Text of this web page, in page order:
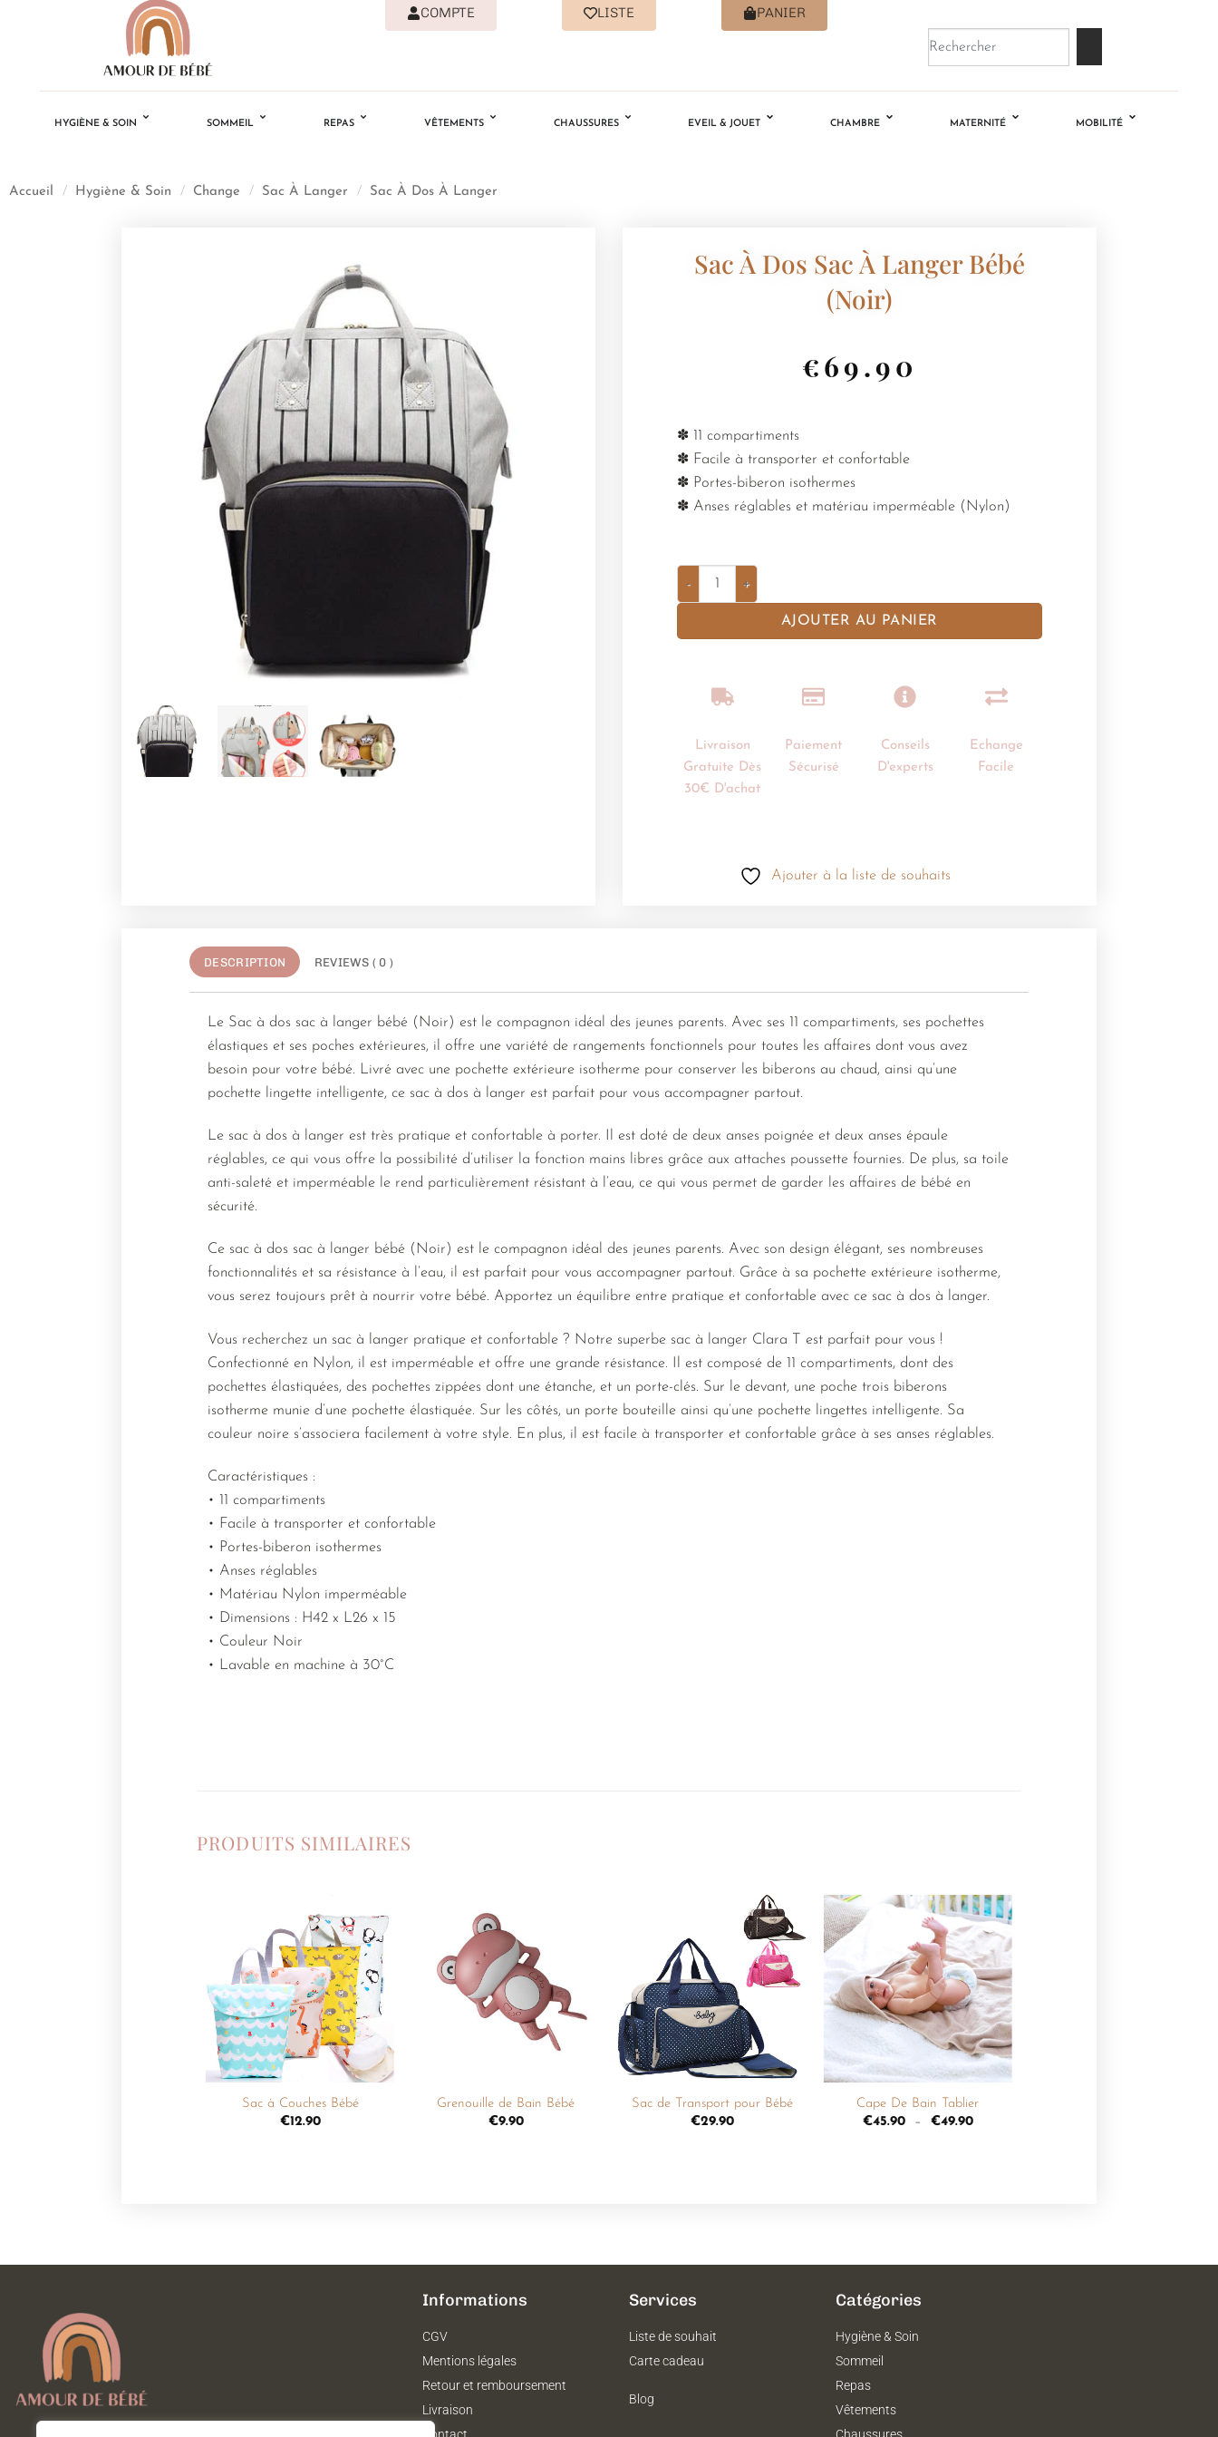
COMPTE LISTE PANIER
HYGIÈNE & SOIN SOMMEIL REPAS VÊTEMENTS CHAUSSURES EVEIL & JOUET CHAMBRE MATERNITÉ MOBILITÉ
Accueil / Hygiène & Soin / Change / Sac À Langer / Sac À Dos À Langer
Sac À Dos Sac À Langer Bébé
(Noir)
€69.90
✽ 11 compartiments
✽ Facile à transporter et confortable
✽ Portes-biberon isothermes
✽ Anses réglables et matériau imperméable (Nylon)
AJOUTER AU PANIER
Livraison
Gratuite Dès
30€ D'achat
Paiement
Sécurisé
Conseils
D'experts
Echange
Facile
Ajouter à la liste de souhaits
DESCRIPTION REVIEWS ( 0 )
Le Sac à dos sac à langer bébé (Noir) est le compagnon idéal des jeunes parents. Avec ses 11 compartiments, ses pochettes
élastiques et ses poches extérieures, il offre une variété de rangements fonctionnels pour toutes les affaires dont vous avez
besoin pour votre bébé. Livré avec une pochette extérieure isotherme pour conserver les biberons au chaud, ainsi qu’une
pochette lingette intelligente, ce sac à dos à langer est parfait pour vous accompagner partout.
Le sac à dos à langer est très pratique et confortable à porter. Il est doté de deux anses poignée et deux anses épaule
réglables, ce qui vous offre la possibilité d’utiliser la fonction mains libres grâce aux attaches poussette fournies. De plus, sa toile
anti-saleté et imperméable le rend particulièrement résistant à l’eau, ce qui vous permet de garder les affaires de bébé en
sécurité.
Ce sac à dos sac à langer bébé (Noir) est le compagnon idéal des jeunes parents. Avec son design élégant, ses nombreuses
fonctionnalités et sa résistance à l’eau, il est parfait pour vous accompagner partout. Grâce à sa pochette extérieure isotherme,
vous serez toujours prêt à nourrir votre bébé. Apportez un équilibre entre pratique et confortable avec ce sac à dos à langer.
Vous recherchez un sac à langer pratique et confortable ? Notre superbe sac à langer Clara T est parfait pour vous !
Confectionné en Nylon, il est imperméable et offre une grande résistance. Il est composé de 11 compartiments, dont des
pochettes élastiquées, des pochettes zippées dont une étanche, et un porte-clés. Sur le devant, une poche trois biberons
isotherme munie d’une pochette élastiquée. Sur les côtés, un porte bouteille ainsi qu’une pochette lingettes intelligente. Sa
couleur noire s’associera facilement à votre style. En plus, il est facile à transporter et confortable grâce à ses anses réglables.
Caractéristiques :
• 11 compartiments
• Facile à transporter et confortable
• Portes-biberon isothermes
• Anses réglables
• Matériau Nylon imperméable
• Dimensions : H42 x L26 x 15
• Couleur Noir
• Lavable en machine à 30°C
PRODUITS SIMILAIRES
Ajouter
à la
liste de
souhaits
+
Sac à Couches Bébé
€12.90
souhaits
Grenouille de Bain Bébé
€9.90
Ajouter
à la
liste de
souhaits
+
Sac de Transport pour Bébé
€29.90
Ajouter
à la
liste de
souhaits
+
Cape De Bain Tablier
€45.90 – €49.90
Informations
CGV
Mentions légales
Retour et remboursement
Livraison
Services
Liste de souhait
Carte cadeau
Blog
Catégories
Hygiène & Soin
Sommeil
Repas
Vêtements